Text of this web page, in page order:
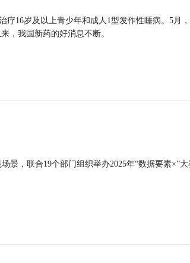
疗16岁及以上青少年和成人1型发作性睡病。5月
，我国新药的好消息不断。
景，联合19个部门组织举办2025年“数据要素×”大